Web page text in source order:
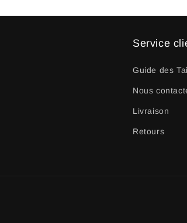
Service
Guide des
Nous
Livraison
Retours